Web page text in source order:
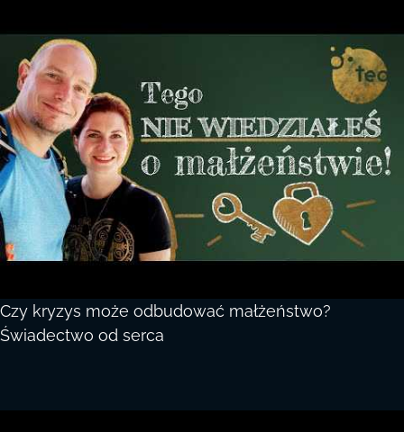
Czy kryzys może odbudować małżeństwo?
Świadectwo od serca